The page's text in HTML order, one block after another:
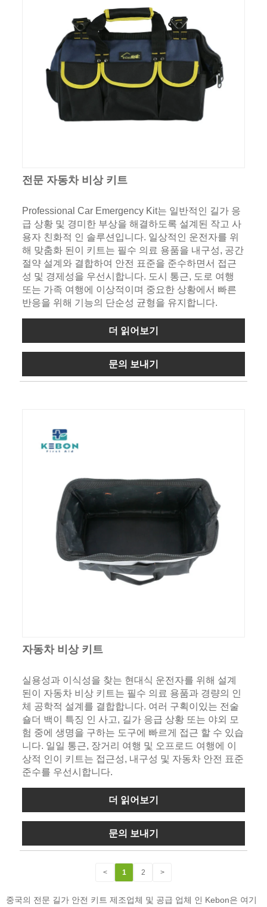
전문 자동차 비상 키트
Professional Car Emergency Kit는 일반적인 길가 응
급 상황 및 경미한 부상을 해결하도록 설계된 작고 사
용자 친화적 인 솔루션입니다. 일상적인 운전자를 위
해 맞춤화 된이 키트는 필수 의료 용품을 내구성, 공간
절약 설계와 결합하여 안전 표준을 준수하면서 접근
성 및 경제성을 우선시합니다. 도시 통근, 도로 여행
또는 가족 여행에 이상적이며 중요한 상황에서 빠른
반응을 위해 기능의 단순성 균형을 유지합니다.
더 읽어보기
문의 보내기
자동차 비상 키트
실용성과 이식성을 찾는 현대식 운전자를 위해 설계
된이 자동차 비상 키트는 필수 의료 용품과 경량의 인
체 공학적 설계를 결합합니다. 여러 구획이있는 전술
숄더 백이 특징 인 사고, 길가 응급 상황 또는 야외 모
험 중에 생명을 구하는 도구에 빠르게 접근 할 수 있습
니다. 일일 통근, 장거리 여행 및 오프로드 여행에 이
상적 인이 키트는 접근성, 내구성 및 자동차 안전 표준
준수를 우선시합니다.
더 읽어보기
문의 보내기
< 1 2 >
중국의 전문 길가 안전 키트 제조업체 및 공급 업체 인 Kebon은 여기